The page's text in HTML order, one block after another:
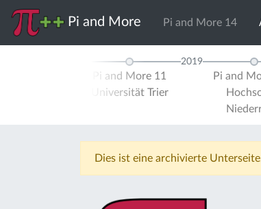
Pi and More Pi and More 14
Pi and More 11
Universität Trier
2019
Pi and
Dies ist eine archivierte